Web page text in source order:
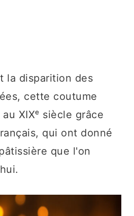
la disparition des
cette coutume
XIXᵉ siècle grâce
qui ont donné
que l'on